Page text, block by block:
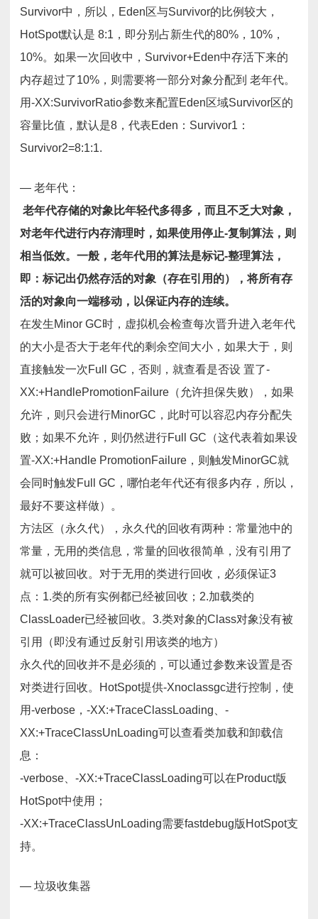
Survivor中，所以，Eden区与Survivor的比例较大，
HotSpot默认是 8:1，即分别占新生代的80%，10%，
10%。如果一次回收中，Survivor+Eden中存活下来的
内存超过了10%，则需要将一部分对象分配到 老年代。
用-XX:SurvivorRatio参数来配置Eden区域Survivor区的
容量比值，默认是8，代表Eden：Survivor1：
Survivor2=8:1:1.
— 老年代：
老年代存储的对象比年轻代多得多，而且不乏大对象，
对老年代进行内存清理时，如果使用停止-复制算法，则
相当低效。一般，老年代用的算法是标记-整理算法，
即：标记出仍然存活的对象（存在引用的），将所有存
活的对象向一端移动，以保证内存的连续。
在发生Minor GC时，虚拟机会检查每次晋升进入老年代
的大小是否大于老年代的剩余空间大小，如果大于，则
直接触发一次Full GC，否则，就查看是否设 置了-
XX:+HandlePromotionFailure（允许担保失败），如果
允许，则只会进行MinorGC，此时可以容忍内存分配失
败；如果不允许，则仍然进行Full GC（这代表着如果设
置-XX:+Handle PromotionFailure，则触发MinorGC就
会同时触发Full GC，哪怕老年代还有很多内存，所以，
最好不要这样做）。
方法区（永久代），永久代的回收有两种：常量池中的
常量，无用的类信息，常量的回收很简单，没有引用了
就可以被回收。对于无用的类进行回收，必须保证3
点：1.类的所有实例都已经被回收；2.加载类的
ClassLoader已经被回收。3.类对象的Class对象没有被
引用（即没有通过反射引用该类的地方）
永久代的回收并不是必须的，可以通过参数来设置是否
对类进行回收。HotSpot提供-Xnoclassgc进行控制，使
用-verbose，-XX:+TraceClassLoading、-
XX:+TraceClassUnLoading可以查看类加载和卸载信
息：
-verbose、-XX:+TraceClassLoading可以在Product版
HotSpot中使用；
-XX:+TraceClassUnLoading需要fastdebug版HotSpot支
持。
— 垃圾收集器